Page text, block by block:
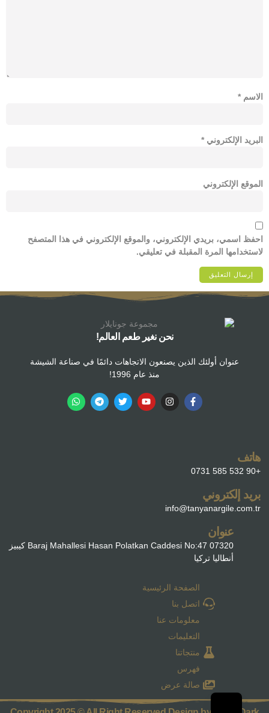
الاسم *
البريد الإلكتروني *
الموقع الإلكتروني
احفظ اسمي، بريدي الإلكتروني، والموقع الإلكتروني في هذا المتصفح
لاستخدامها المرة المقبلة في تعليقي.
نحن نغير طعم العالم!
عنوان أولئك الذين يصنعون الاتجاهات دائمًا في صناعة الشيشة
منذ عام 1996!
هاتف
+90 532 585 0731
بريد إلكتروني
info@tanyanargile.com.tr
عنوان
Baraj Mahallesi Hasan Polatkan Caddesi No:47 07320 كيبيز
أنطاليا تركيا
الصفحة الرئيسية
اتصل بنا
معلومات عنا
التعليمات
منتجاتنا
فهرس
صالة عرض